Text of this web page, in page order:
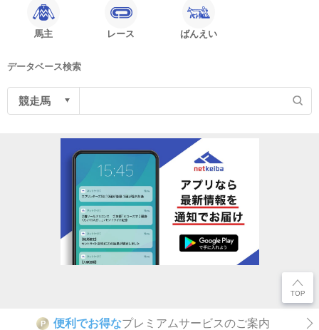
馬主 レース ばんえい
データベース検索
P 便利でお得なプレミアムサービスのご案内